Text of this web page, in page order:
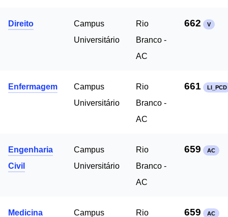
Direito
Campus
Universitário
Rio
Branco -
AC
662 V
Enfermagem
Campus
Universitário
Rio
Branco -
AC
661 LI_PCD
Engenharia
Civil
Campus
Universitário
Rio
Branco -
AC
659 AC
Medicina
Campus
Rio
659 AC